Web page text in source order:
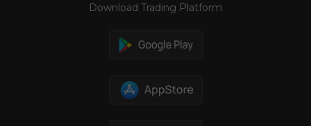
Download Trading Platform